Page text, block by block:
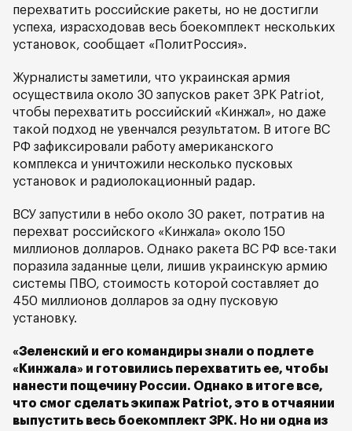
перехватить российские ракеты, но не достигли
успеха, израсходовав весь боекомплект нескольких
установок, сообщает «ПолитРоссия».
Журналисты заметили, что украинская армия
осуществила около 30 запусков ракет ЗРК Patriot,
чтобы перехватить российский «Кинжал», но даже
такой подход не увенчался результатом. В итоге ВС
РФ зафиксировали работу американского
комплекса и уничтожили несколько пусковых
установок и радиолокационный радар.
ВСУ запустили в небо около 30 ракет, потратив на
перехват российского «Кинжала» около 150
миллионов долларов. Однако ракета ВС РФ все-таки
поразила заданные цели, лишив украинскую армию
системы ПВО, стоимость которой составляет до
450 миллионов долларов за одну пусковую
установку.
«Зеленский и его командиры знали о подлете
«Кинжала» и готовились перехватить ее, чтобы
нанести пощечину России. Однако в итоге все,
что смог сделать экипаж Patriot, это в отчаянии
выпустить весь боекомплект ЗРК. Но ни одна из